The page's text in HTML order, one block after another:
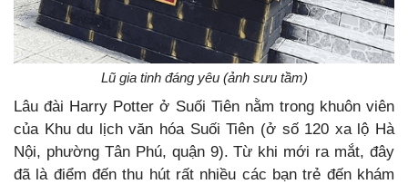
Lũ gia tinh đáng yêu (ảnh sưu tầm)
Lâu đài Harry Potter ở Suối Tiên nằm trong khuôn viên
của Khu du lịch văn hóa Suối Tiên (ở số 120 xa lộ Hà
Nội, phường Tân Phú, quận 9). Từ khi mới ra mắt, đây
đã là điểm đến thu hút rất nhiều các bạn trẻ đến khám